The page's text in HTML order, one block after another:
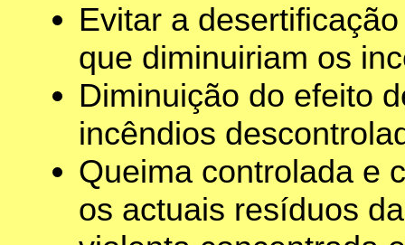
Evitar a
que diminuiriam os
Diminuição do efeito
incêndios
Queima controlada e
os actuais resíduos